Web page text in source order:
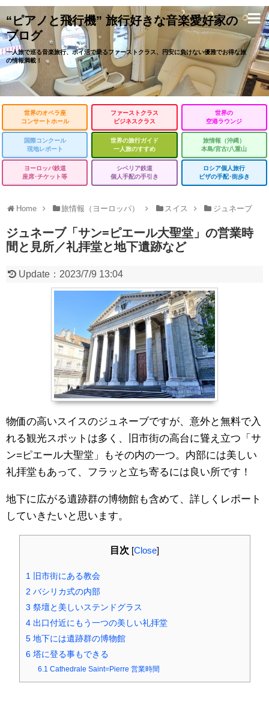
“ピアノと飛行機” 旅行好きな音楽愛好家の
ブログ
一人旅で巡る音楽旅行、ポイ活で乗るファーストクラス、円安に負けない優雅でお得な旅
の情報満載！
世界のオペラ座
コンサートホール
ファーストクラス
ビジネスクラス
世界の
空港ラウンジ
国際コンクール
現地レポート
世界の旅行ガイド
一人旅のすすめ
旅情報（沖縄）
本島/宮古/八重山
ヨーロッパ鉄道
座席･チケット等
シベリア鉄道
個人手配の手引き
ロシア個人旅行
ビザの手配･街歩き
Home 旅情報（ヨーロッパ） スイス ジュネーブ
ジュネーブ「サン=ピエール大聖堂」の営業時
間と見所／礼拝堂と地下遺跡など
Update： 2023/7/9 13:04
物価の高いスイスのジュネーブですが、意外と無料で入
れる観光スポットは多く、旧市街の高台に聳え立つ「サ
ン=ピエール大聖堂」もその内の一つ。内部には美しい
礼拝堂もあって、フラッと立ち寄るには良い所です！
地下に広がる遺跡群の博物館も含めて、詳しくレポート
していきたいと思います。
目次 [Close]
1
旧市街にある教会
2 バシリカ式の内部
3 祭壇と美しいステンドグラス
4出口付近にもう一つの美しい礼拝堂
5地下には遺跡群の博物館
6塔に登る事もできる
6.1 Cathedrale Saint=Pierre 営業時間